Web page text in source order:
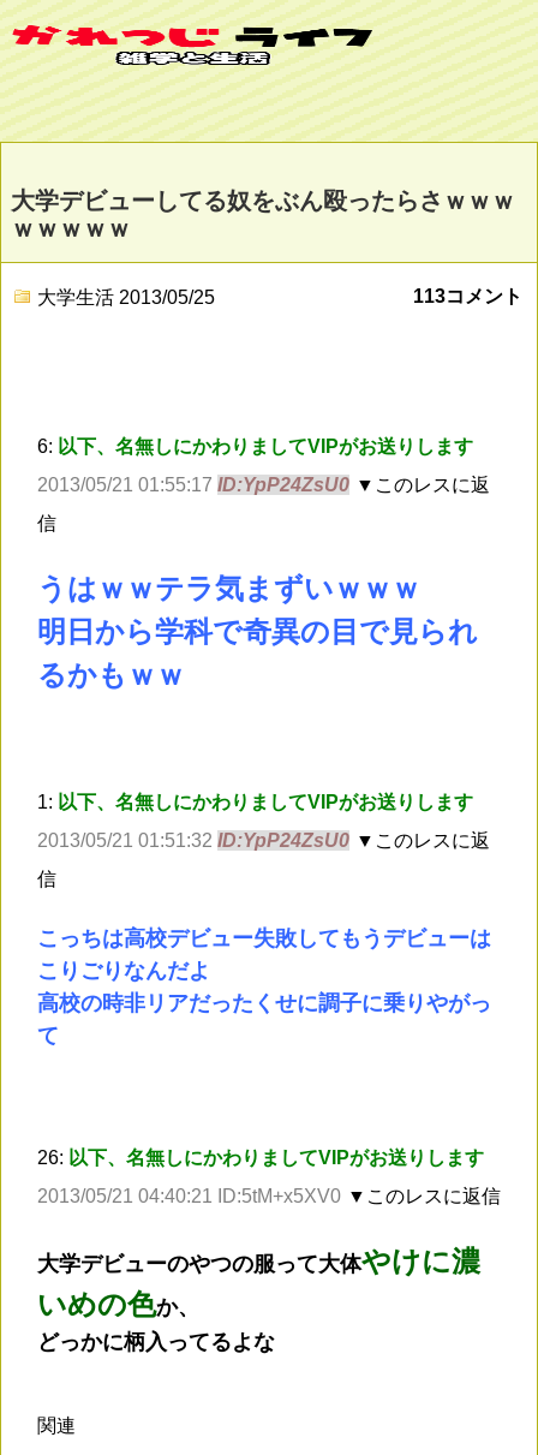
大学デビューしてる奴をぶん殴ったらさｗｗｗ
ｗｗｗｗｗ
大学生活 2013/05/25 113コメント
6: 以下、名無しにかわりましてVIPがお送りします
2013/05/21 01:55:17 ID:YpP24ZsU0 ▼このレスに返
信
うはｗｗテラ気まずいｗｗｗ
明日から学科で奇異の目で見られ
るかもｗｗ
1: 以下、名無しにかわりましてVIPがお送りします
2013/05/21 01:51:32 ID:YpP24ZsU0 ▼このレスに返
信
こっちは高校デビュー失敗してもうデビューは
こりごりなんだよ
高校の時非リアだったくせに調子に乗りやがっ
て
26: 以下、名無しにかわりましてVIPがお送りします
2013/05/21 04:40:21 ID:5tM+x5XV0 ▼このレスに返信
大学デビューのやつの服って大体やけに濃
いめの色か、
どっかに柄入ってるよな
関連